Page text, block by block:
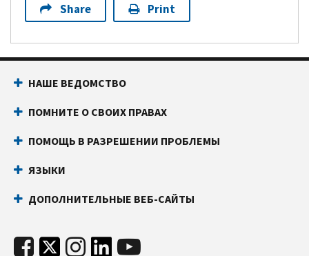
Share Print
НАШЕ ВЕДОМСТВО
ПОМНИТЕ О СВОИХ ПРАВАХ
ПОМОЩЬ В РАЗРЕШЕНИИ ПРОБЛЕМЫ
ЯЗЫКИ
ДОПОЛНИТЕЛЬНЫЕ ВЕБ-САЙТЫ